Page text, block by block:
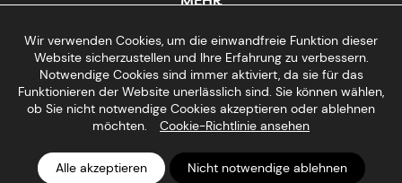
Impressum
Datenschutzerklärung
Stornierungsbedingungen
Cookie-Richtlinie
© 2026 Big Fish Tenerife - Diving Center Tenerife | Featured on
Wir verwenden Cookies, um die einwandfreie Funktion dieser
Website sicherzustellen und Ihre Erfahrung zu verbessern.
Notwendige Cookies sind immer aktiviert, da sie für das
Funktionieren der Website unerlässlich sind. Sie können wählen,
ob Sie nicht notwendige Cookies akzeptieren oder ablehnen
möchten.
Cookie-Richtlinie ansehen
Alle akzeptieren Nicht notwendige ablehnen